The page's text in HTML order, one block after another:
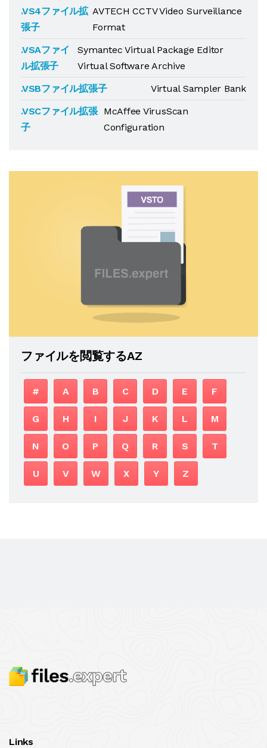
.VS4ファイル拡
張子
AVTECH CCTV Video Surveillance
Format
.VSAファイ
ル拡張子
Symantec Virtual Package Editor
Virtual Software Archive
.VSBファイル拡張子
Virtual Sampler Bank
.VSCファイル拡張
子
McAffee VirusScan
Configuration
ファイルを閲覧するAZ
# A B C D E F
G H I J K L M
N O P Q R S T
U V W X Y Z
Links